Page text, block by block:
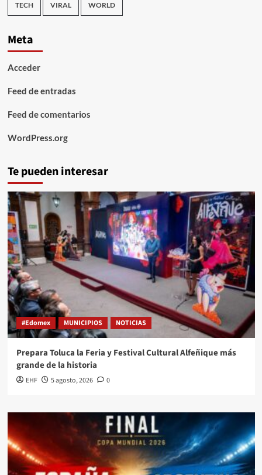
TECH VIRAL WORLD
Meta
Acceder
Feed de entradas
Feed de comentarios
WordPress.org
Te pueden interesar
#Edomex MUNICIPIOS NOTICIAS
Prepara Toluca la Feria y Festival Cultural Alfeñique más
grande de la historia
EHF 5 agosto, 2026 0